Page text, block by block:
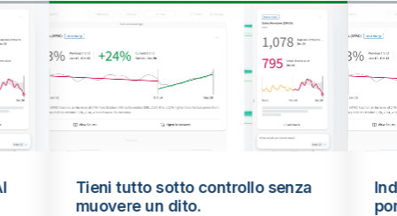
Tieni tutto sotto controllo senza
muovere un dito.